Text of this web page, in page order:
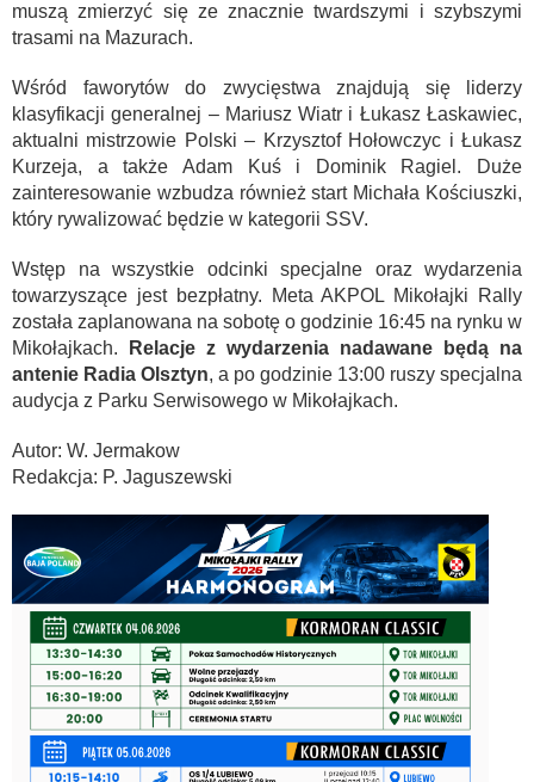
muszą zmierzyć się ze znacznie twardszymi i szybszymi
trasami na Mazurach.
Wśród faworytów do zwycięstwa znajdują się liderzy
klasyfikacji generalnej – Mariusz Wiatr i Łukasz Łaskawiec,
aktualni mistrzowie Polski – Krzysztof Hołowczyc i Łukasz
Kurzeja, a także Adam Kuś i Dominik Ragiel. Duże
zainteresowanie wzbudza również start Michała Kościuszki,
który rywalizować będzie w kategorii SSV.
Wstęp na wszystkie odcinki specjalne oraz wydarzenia
towarzyszące jest bezpłatny. Meta AKPOL Mikołajki Rally
została zaplanowana na sobotę o godzinie 16:45 na rynku w
Mikołajkach.
Relacje z wydarzenia nadawane będą na
antenie Radia Olsztyn, a po godzinie 13:00 ruszy specjalna
audycja z Parku Serwisowego w Mikołajkach.
Autor: W. Jermakow
Redakcja: P. Jaguszewski